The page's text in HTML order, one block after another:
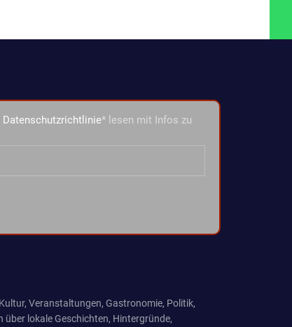
Datenschutzrichtlinie* lesen mit Infos zu
Veranstaltungen, Gastronomie, Politik,
lokale Geschichten, Hintergründe,